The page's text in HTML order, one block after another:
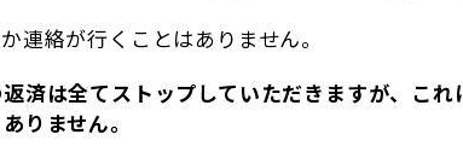
連絡が行くことはありません。
済は全てストップしていただきますが、これ
りません。